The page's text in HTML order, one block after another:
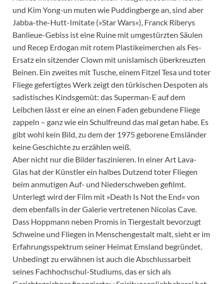
und Kim Yong-un muten wie Puddingberge an, sind aber
Jabba-the-Hutt-Imitate (»Star Wars«), Franck Riberys
Banlieue-Gebiss ist eine Ruine mit umgestürzten Säulen
und Recep Erdogan mit rotem Plastikeimerchen als Fes-
Ersatz ein sitzender Clown mit unislamisch überkreuzten
Beinen. Ein zweites mit Tusche, einem Fitzel Tesa und toter
Fliege gefertigtes Werk zeigt den türkischen Despoten als
sadistisches Kindsgemüt: das Superman-E auf dem
Leibchen lässt er eine an einen Faden gebundene Fliege
zappeln – ganz wie ein Schulfreund das mal getan habe. Es
gibt wohl kein Bild, zu dem der 1975 geborene Emsländer
keine Geschichte zu erzählen weiß.
Aber nicht nur die Bilder faszinieren. In einer Art Lava-
Glas hat der Künstler ein halbes Dutzend toter Fliegen
beim anmutigen Auf- und Niederschweben gefilmt.
Unterlegt wird der Film mit »Death Is Not the End« von
dem ebenfalls in der Galerie vertretenen Nicolas Cave.
Dass Hoppmann neben Promis in Tiergestalt bevorzugt
Schweine und Fliegen in Menschengestalt malt, sieht er im
Erfahrungsspektrum seiner Heimat Emsland begründet.
Unbedingt zu erwähnen ist auch die Abschlussarbeit
seines Fachhochschul-Studiums, das er sich als